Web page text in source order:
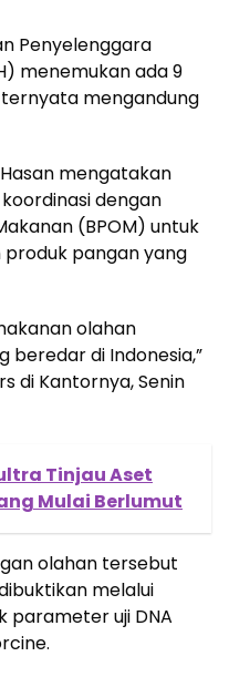
Penyelenggara
menemukan ada 9
mengandung
mengatakan
dengan
(BPOM) untuk
pangan yang
olahan
beredar di Indonesia,”
di Kantornya, Senin
Tinjau Aset
Mulai Berlumut
olahan tersebut
melalui
parameter uji DNA